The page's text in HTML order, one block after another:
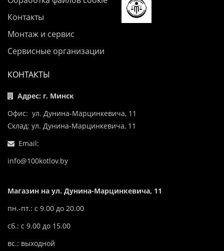
Контакты
Монтаж и сервис
Сервисные организации
КОНТАКТЫ
Адрес: г. Минск
Офис: ул. Дунина-Марцинкевича, 11
Склад: ул. Дунина-Марцинкевича, 11
Email:
info@100kotlov.by
Магазин на ул. Дунина-Марцинкевича, 11
пн.-пт.: с 9.00 до 20.00
сб.: с 9.00 до 15.00
вс.: выходной